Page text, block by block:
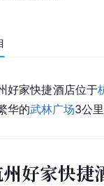
好家快捷酒店位于
华的武林广场3公
好家快捷